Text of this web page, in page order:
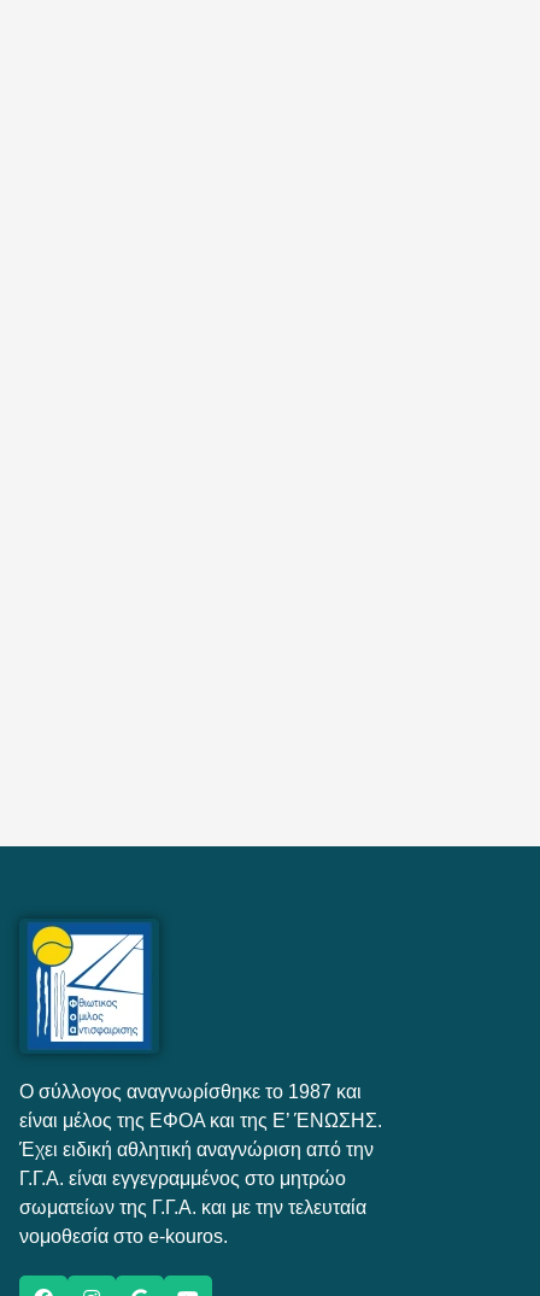
Ο σύλλογος αναγνωρίσθηκε το 1987 και
είναι μέλος της ΕΦΟΑ και της Ε’ ΈΝΩΣΗΣ.
Έχει ειδική αθλητική αναγνώριση από την
Γ.Γ.Α. είναι εγγεγραμμένος στο μητρώο
σωματείων της Γ.Γ.Α. και με την τελευταία
νομοθεσία στο e-kouros.